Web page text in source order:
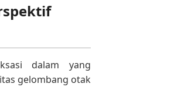
dalam yang
gelombang otak